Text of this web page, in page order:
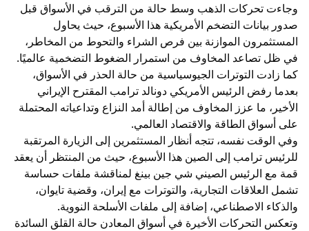
وجاءت تحركات الذهب وسط حالة من الترقب في الأسواق قبل
صدور بيانات التضخم الأمريكية هذا الأسبوع، حيث يحاول
المستثمرون الموازنة بين فرص الشراء والتحوط من المخاطر،
في ظل تصاعد المخاوف من استمرار الضغوط التضخمية عالميًا.
كما زادت التوترات الجيوسياسية من حالة الحذر في الأسواق،
بعدما رفض الرئيس الأمريكي دونالد ترامب المقترح الإيراني
الأخير، ما عزز المخاوف من إطالة أمد النزاع وتداعياته المحتملة
على أسواق الطاقة والاقتصاد العالمي.
وفي الوقت نفسه، تتجه أنظار المستثمرين إلى الزيارة المرتقبة
للرئيس ترامب إلى الصين هذا الأسبوع، حيث من المنتظر أن يعقد
قمة مع الرئيس الصيني شي جين بينغ لمناقشة ملفات حساسة
تشمل العلاقات التجارية، والتوترات مع إيران، وقضية تايوان،
والذكاء الاصطناعي، إضافة إلى ملفات الأسلحة النووية.
وتعكس التحركات الأخيرة في أسواق المعادن حالة القلق السائدة